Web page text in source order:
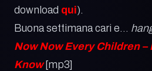
download qui).
Buona settimana cari e…
Now Now Every Children –
Know[mp3]